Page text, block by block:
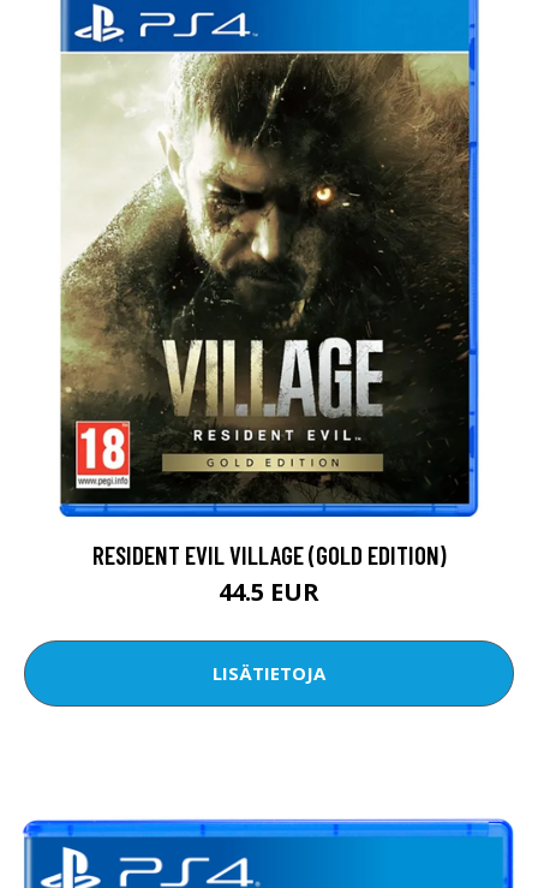
RESIDENT EVIL VILLAGE (GOLD EDITION)
44.5 EUR
LISÄTIETOJA